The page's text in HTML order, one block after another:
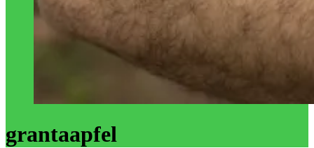
grantaapfel